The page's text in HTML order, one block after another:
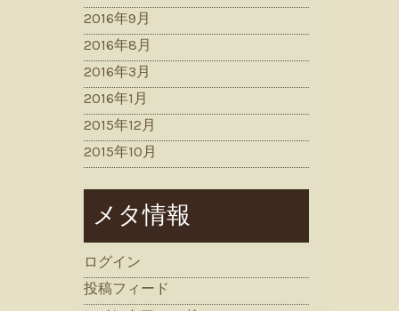
2016年9月
2016年8月
2016年3月
2016年1月
2015年12月
2015年10月
メタ情報
ログイン
投稿フィード